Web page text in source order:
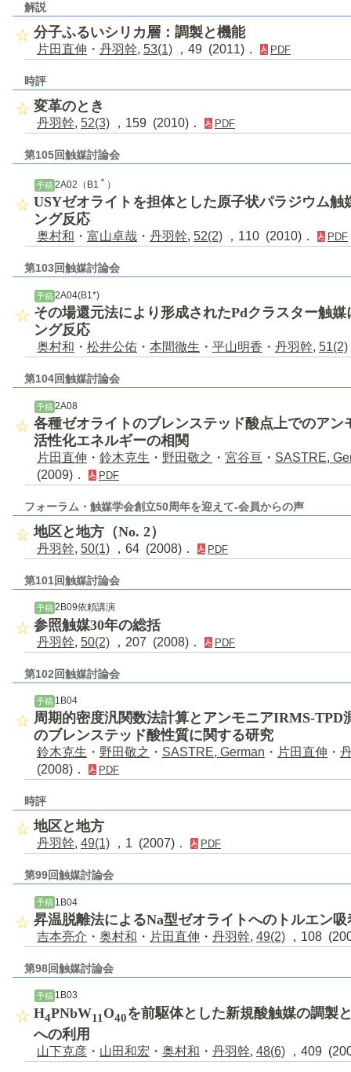
解説
分子ふるいシリカ層：調製と機能
片田直伸 ・ 丹羽幹, 53(1) ，49 (2011)． PDF
時評
変革のとき
丹羽幹, 52(3) ，159 (2010)． PDF
第105回触媒討論会
予稿 2A02（B1 ＊ ）
USYゼオライトを担体とした原子状パラジウム
ング反応
奥村和 ・ 富山卓哉 ・ 丹羽幹, 52(2) ，110 (2010)． PDF
第103回触媒討論会
予稿 2A04(B1*)
その場還元法により形成されたPdクラスター触
ング反応
奥村和 ・ 松井公佑 ・ 本間徹生 ・ 平山明香 ・ 丹羽幹, 51(2)
第104回触媒討論会
予稿 2A08
各種ゼオライトのブレンステッド酸点上でのアン
活性化エネルギーの相関
片田直伸 ・ 鈴木克生 ・ 野田敬之 ・ 宮谷亘 ・ SASTRE,
(2009)．
PDF
フォーラム・触媒学会創立50周年を迎えて-会員からの声
地区と地方（No. 2）
丹羽幹, 50(1) ，64 (2008)． PDF
第101回触媒討論会
予稿 2B09依頼講演
参照触媒30年の総括
丹羽幹, 50(2) ，207 (2008)． PDF
第102回触媒討論会
予稿 1B04
周期的密度汎関数法計算とアンモニアIRMS-TPD
のブレンステッド酸性質に関する研究
鈴木克生 ・ 野田敬之 ・ SASTRE, German ・ 片田直伸 ・
(2008)．
PDF
時評
地区と地方
丹羽幹, 49(1) ，1 (2007)． PDF
第99回触媒討論会
予稿 1B04
昇温脱離法によるNa型ゼオライトへのトルエン
吉本亮介 ・ 奥村和 ・ 片田直伸 ・ 丹羽幹, 49(2) ，108
第98回触媒討論会
予稿 1B03
H4PNbW11 O40を前駆体とした新規酸触媒の調製
への利用
山下克彦 ・ 山田和宏 ・ 奥村和 ・ 丹羽幹, 48(6) ，409